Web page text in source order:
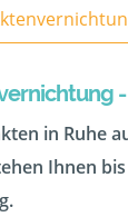
in Ruhe
Ihnen bis